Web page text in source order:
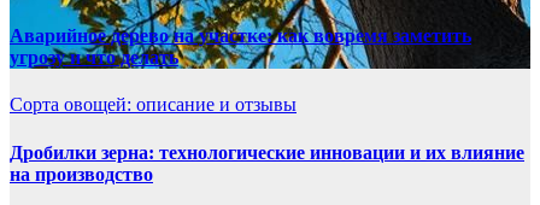
Аварийное дерево на участке: как вовремя заметить
угрозу и что делать
Сорта овощей: описание и отзывы
Дробилки зерна: технологические инновации и их влияние
на производство